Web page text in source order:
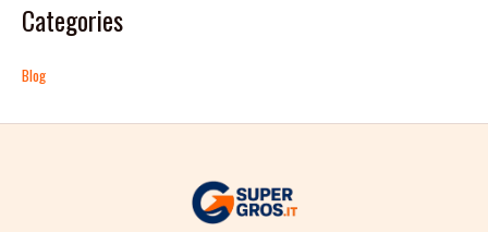
Categories
Blog